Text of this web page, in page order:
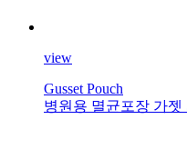
view
Gusset Pouch
병원용 멸균포장 가젯